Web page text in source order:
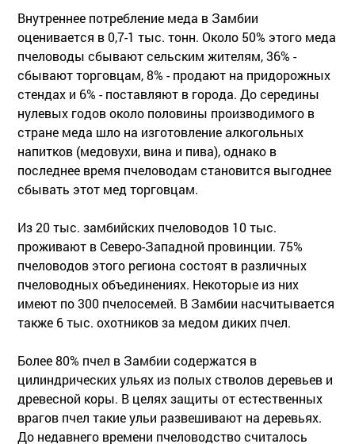
Внутреннее потребление меда в Замбии
оценивается в 0,7-1 тыс. тонн. Около 50% этого меда
пчеловоды сбывают сельским жителям, 36% -
сбывают торговцам, 8% - продают на придорожных
стендах и 6% - поставляют в города. До середины
нулевых годов около половины производимого в
стране меда шло на изготовление алкогольных
напитков (медовухи, вина и пива), однако в
последнее время пчеловодам становится выгоднее
сбывать этот мед торговцам.
Из 20 тыс. замбийских пчеловодов 10 тыс.
проживают в Северо-Западной провинции. 75%
пчеловодов этого региона состоят в различных
пчеловодных объединениях. Некоторые из них
имеют по 300 пчелосемей. В Замбии насчитывается
также 6 тыс. охотников за медом диких пчел.
Более 80% пчел в Замбии содержатся в
цилиндрических ульях из полых стволов деревьев и
древесной коры. В целях защиты от естественных
врагов пчел такие ульи развешивают на деревьях.
До недавнего времени пчеловодство считалось